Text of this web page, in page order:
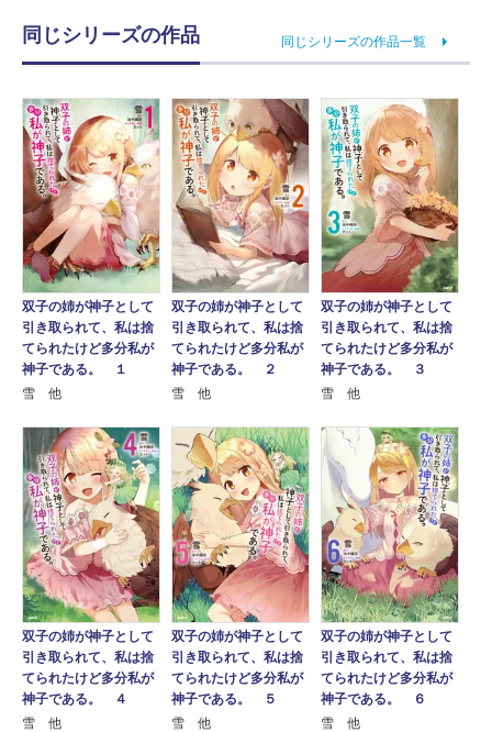
同じシリーズの作品 同じシリーズの作品一覧
双子の姉が神子として
引き取られて、私は捨
てられたけど多分私が
神子である。 １
雪 他
双子の姉が神子として
引き取られて、私は捨
てられたけど多分私が
神子である。 ２
雪 他
双子の姉が神子として
引き取られて、私は捨
てられたけど多分私が
神子である。 ３
雪 他
双子の姉が神子として
引き取られて、私は捨
てられたけど多分私が
神子である。 ４
雪 他
双子の姉が神子として
引き取られて、私は捨
てられたけど多分私が
神子である。 ５
雪 他
双子の姉が神子として
引き取られて、私は捨
てられたけど多分私が
神子である。 ６
雪 他